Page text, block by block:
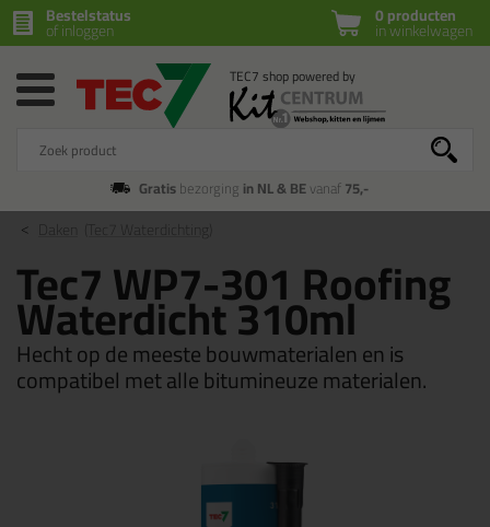
0 producten
in winkelwagen
Bestelstatus
of inloggen
Gratisbezorging in NL & BEvanaf75,-
Tec7 WP7-301 Roofing
Waterdicht 310ml
Hecht op de meeste bouwmaterialen en is
compatibel met alle bitumineuze materialen.